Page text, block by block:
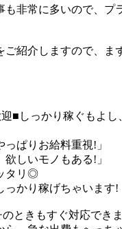
も非常に多いので、プ
ご紹介しますので、ま
■しっかり稼ぐもよし
っぱりお給料重視!」
欲しいモノもある!」
タリ◎
っかり稼げちゃいます!
ときもすぐ対応でき